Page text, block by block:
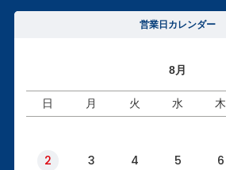
営業日カレンダー
8月
日 月 火 水 木
2
3 4 5 6